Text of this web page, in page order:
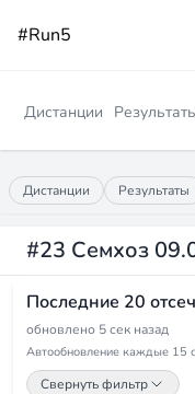
#Run5
Дистанции
Дистанции Результаты
#23 Семхоз
Последние 20
обновлено 5 сек назад
Автообновление каждые 15
Свернуть фильтр